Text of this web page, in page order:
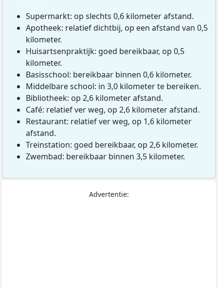
Supermarkt: op slechts 0,6 kilometer afstand.
Apotheek: relatief dichtbij, op een afstand van 0,5
kilometer.
Huisartsenpraktijk: goed bereikbaar, op 0,5
kilometer.
Basisschool: bereikbaar binnen 0,6 kilometer.
Middelbare school: in 3,0 kilometer te bereiken.
Bibliotheek: op 2,6 kilometer afstand.
Café: relatief ver weg, op 2,6 kilometer afstand.
Restaurant: relatief ver weg, op 1,6 kilometer
afstand.
Treinstation: goed bereikbaar, op 2,6 kilometer.
Zwembad: bereikbaar binnen 3,5 kilometer.
Advertentie: